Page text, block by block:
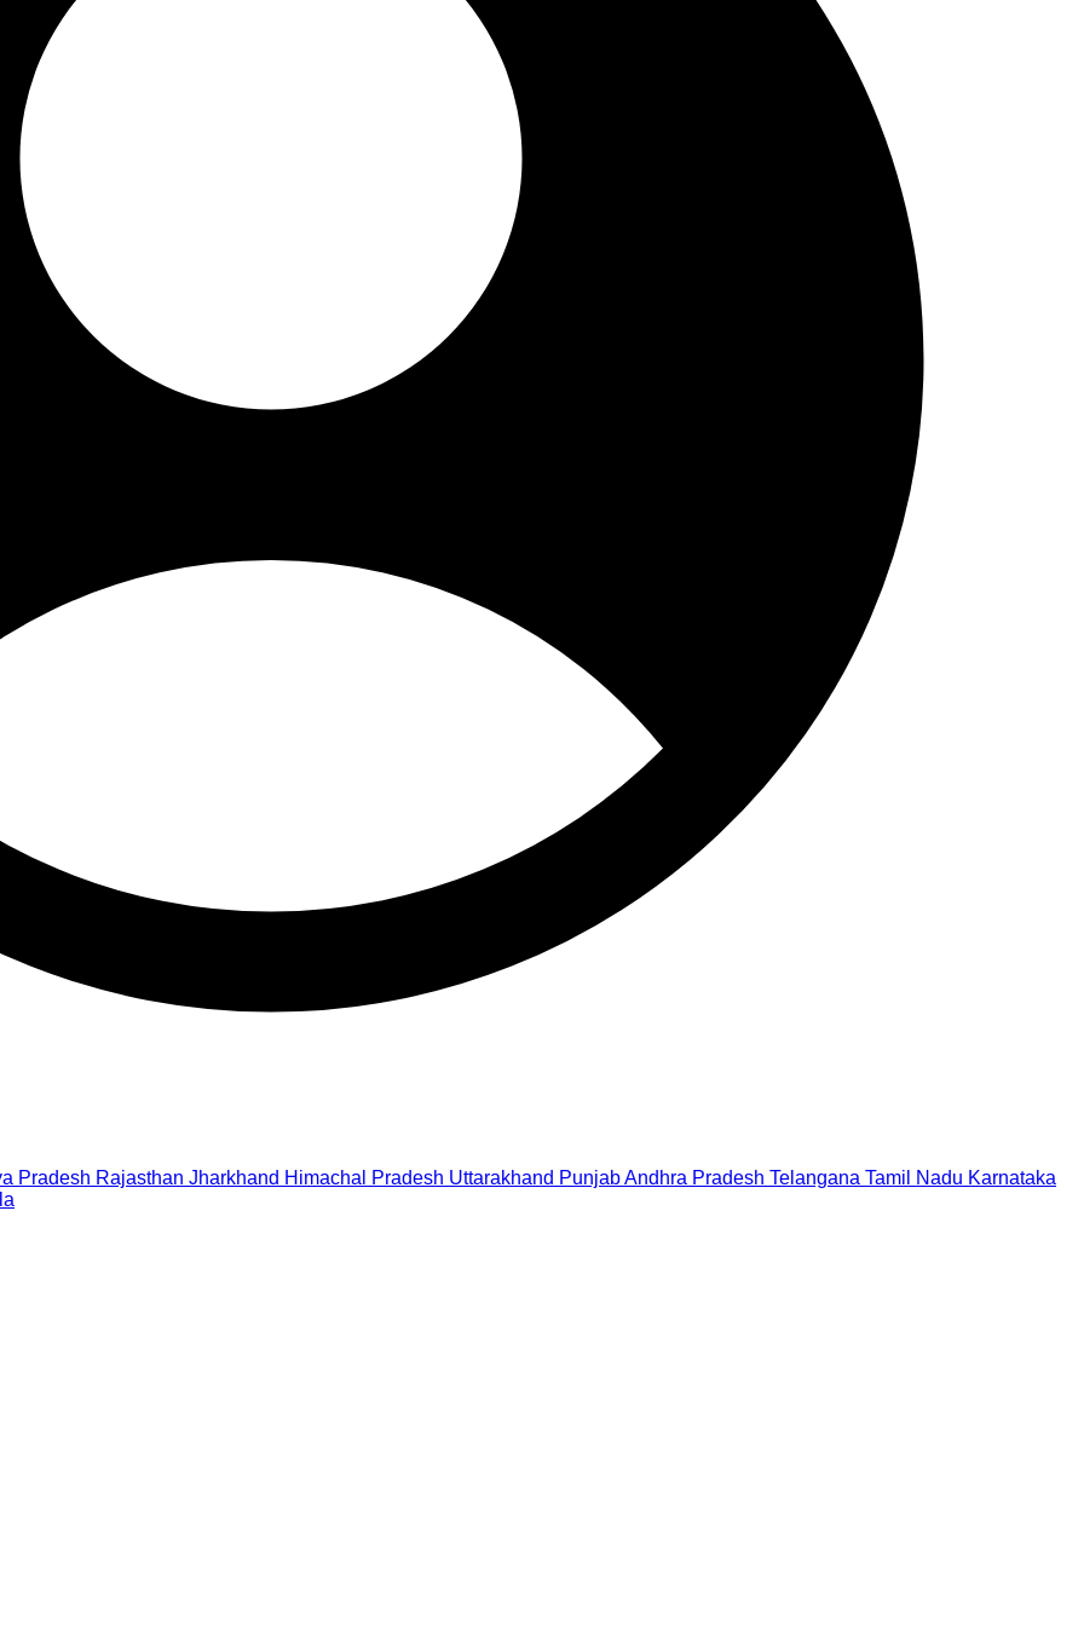
Pradesh Rajasthan Jharkhand Himachal Pradesh Uttarakhand PunjabAndhra Pradesh Telangana Tamil Nadu Karnataka